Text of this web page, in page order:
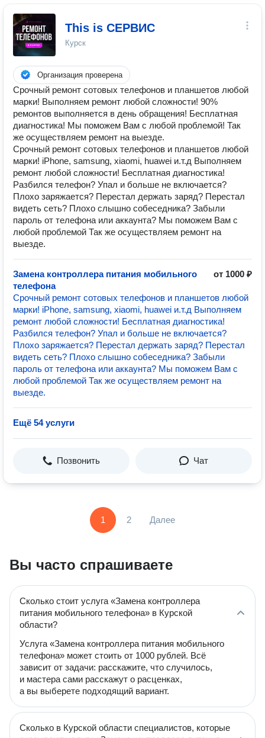
This is СЕРВИС
Курск
Организация проверена
Срочный ремонт сотовых телефонов и планшетов любой
марки! Выполняем ремонт любой сложности! 90%
ремонтов выполняется в день обращения! Бесплатная
диагностика! Мы поможем Вам с любой проблемой! Так
же осуществляем ремонт на выезде.
Срочный ремонт сотовых телефонов и планшетов любой
марки! iPhone, samsung, xiaomi, huawei и.т.д Выполняем
ремонт любой сложности! Бесплатная диагностика!
Разбился телефон? Упал и больше не включается?
Плохо заряжается? Перестал держать заряд? Перестал
видеть сеть? Плохо слышно собеседника? Забыли
пароль от телефона или аккаунта? Мы поможем Вам с
любой проблемой Так же осуществляем ремонт на
выезде.
Замена контроллера питания мобильного
телефона
от 1000 ₽
Срочный ремонт сотовых телефонов и планшетов любой
марки! iPhone, samsung, xiaomi, huawei и.т.д Выполняем
ремонт любой сложности! Бесплатная диагностика!
Разбился телефон? Упал и больше не включается?
Плохо заряжается? Перестал держать заряд? Перестал
видеть сеть? Плохо слышно собеседника? Забыли
пароль от телефона или аккаунта? Мы поможем Вам с
любой проблемой Так же осуществляем ремонт на
выезде.
Ещё 54 услуги
Позвонить Чат
1 2 Далее
Вы часто спрашиваете
Сколько стоит услуга «Замена контроллера
питания мобильного телефона» в Курской
области?
Услуга «Замена контроллера питания мобильного
телефона» может стоить от 1000 рублей. Всё
зависит от задачи: расскажите, что случилось,
и мастера сами расскажут о расценках,
а вы выберете подходящий вариант.
Сколько в Курской области специалистов, которые